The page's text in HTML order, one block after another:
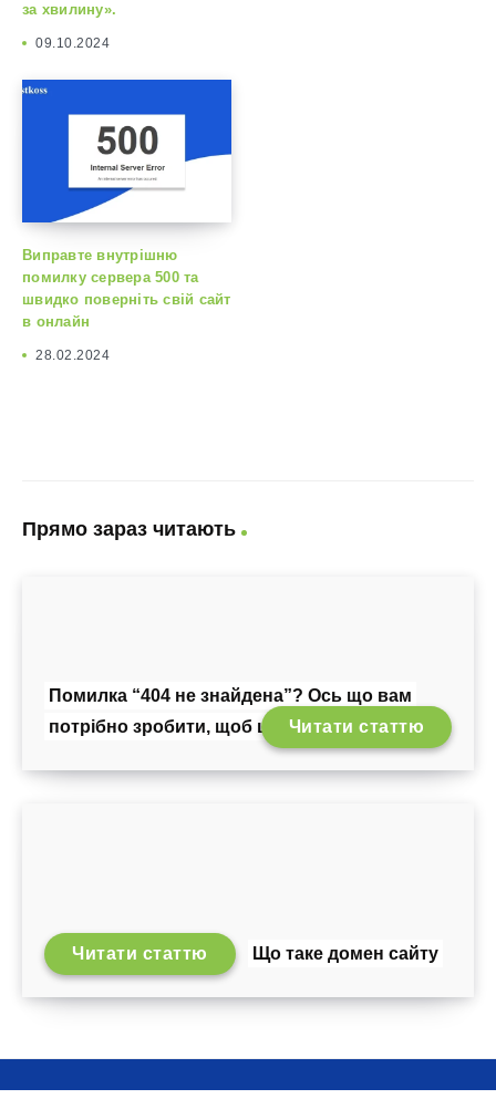
за хвилину».
09.10.2024
Виправте внутрішню
помилку сервера 500 та
швидко поверніть свій сайт
в онлайн
28.02.2024
Прямо зараз читають
Помилка “404 не знайдена”? Ось що вам
потрібно зробити, щоб це виправити
Читати статтю
Що таке домен сайту
Читати статтю